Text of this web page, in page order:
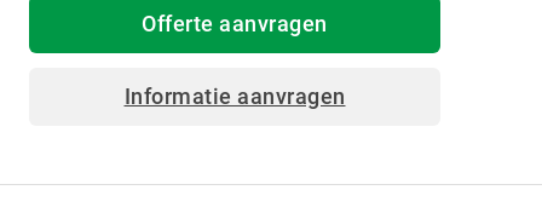
Offerte aanvragen
Informatie aanvragen